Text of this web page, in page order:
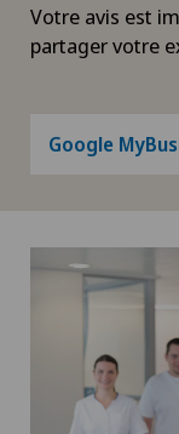
Votre avis est
partager votre
Google